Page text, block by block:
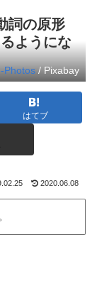
詞の原形
ようにな
Photos/ Pixabay
はてブ
2020.06.08